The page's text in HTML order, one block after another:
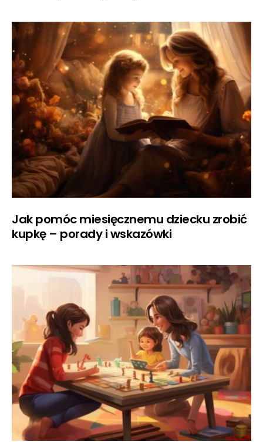
Jak pomóc miesięcznemu dziecku zrobić
kupkę – porady i wskazówki